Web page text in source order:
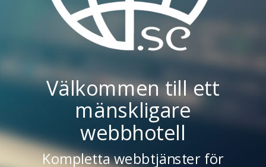
Välkommen till ett
mänskligare
webbhotell
Kompletta webbtjänster för